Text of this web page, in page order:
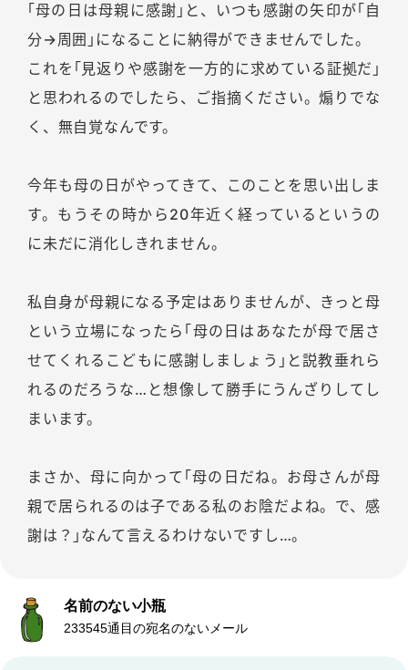
｢母の日は母親に感謝｣と、いつも感謝の矢印が｢自
分→周囲｣になることに納得ができませんでした。
これを｢見返りや感謝を一方的に求めている証拠だ｣
と思われるのでしたら、ご指摘ください。煽りでな
く、無自覚なんです。
今年も母の日がやってきて、このことを思い出しま
す。もうその時から20年近く経っているというの
に未だに消化しきれません。
私自身が母親になる予定はありませんが、きっと母
という立場になったら｢母の日はあなたが母で居さ
せてくれるこどもに感謝しましょう｣と説教垂れら
れるのだろうな…と想像して勝手にうんざりしてし
まいます。
まさか、母に向かって｢母の日だね。お母さんが母
親で居られるのは子である私のお陰だよね。で、感
謝は？｣なんて言えるわけないですし…。
名前のない小瓶
233545通目の宛名のないメール